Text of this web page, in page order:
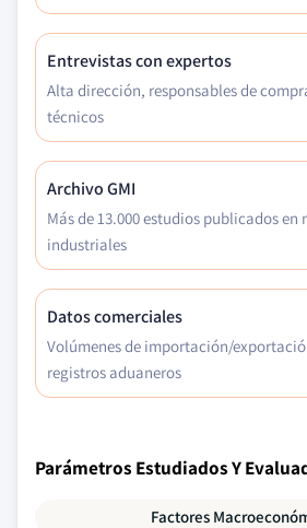
Entrevistas con expertos
Alta dirección, responsables de
técnicos
Archivo GMI
Más de 13.000 estudios publicados en
industriales
Datos comerciales
Volúmenes de importación/
registros aduaneros
Parámetros Estudiados Y
Factores